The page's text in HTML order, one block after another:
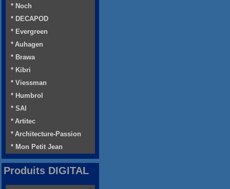
* Noch
* DECAPOD
* Evergreen
* Auhagen
* Brawa
* Kibri
* Viessman
* Humbrol
* SAI
* Artitec
* Architecture-Passion
* Mon Petit Jean
Produits DIGITAL